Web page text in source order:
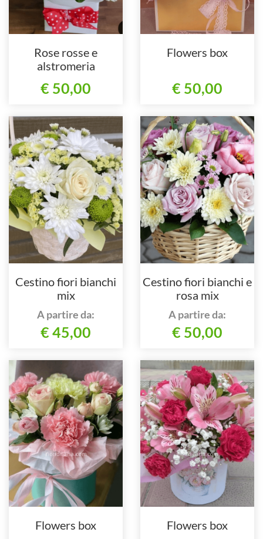
Rose rosse e
alstromeria
€ 50,00
Flowers box
€ 50,00
Cestino fiori bianchi
mix
A partire da:
€ 45,00
Cestino fiori bianchi e
rosa mix
A partire da:
€ 50,00
Flowers box Flowers box